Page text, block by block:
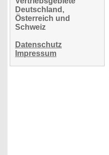
Deutschland,
Österreich und
Schweiz
Datenschutz
Impressum